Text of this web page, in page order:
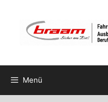
springen
Menü